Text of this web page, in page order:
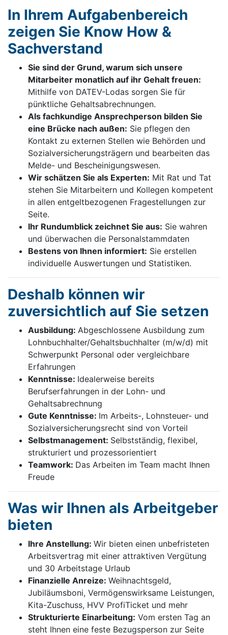
In Ihrem Aufgabenbereich
zeigen Sie Know How &
Sachverstand
Sie sind der Grund, warum sich unsere
Mitarbeiter monatlich auf ihr Gehalt freuen:
Mithilfe von DATEV-Lodas sorgen Sie für
pünktliche Gehaltsabrechnungen.
Als fachkundige Ansprechperson bilden Sie
eine Brücke nach außen: Sie pflegen den
Kontakt zu externen Stellen wie Behörden und
Sozialversicherungsträgern und bearbeiten das
Melde- und Bescheinigungswesen.
Wir schätzen Sie als Experten: Mit Rat und Tat
stehen Sie Mitarbeitern und Kollegen kompetent
in allen entgeltbezogenen Fragestellungen zur
Seite.
Ihr Rundumblick zeichnet Sie aus: Sie wahren
und überwachen die Personalstammdaten
Bestens von Ihnen informiert: Sie erstellen
individuelle Auswertungen und Statistiken.
Deshalb können wir
zuversichtlich auf Sie setzen
Ausbildung: Abgeschlossene Ausbildung zum
Lohnbuchhalter/Gehaltsbuchhalter (m/w/d) mit
Schwerpunkt Personal oder vergleichbare
Erfahrungen
Kenntnisse: Idealerweise bereits
Berufserfahrungen in der Lohn- und
Gehaltsabrechnung
Gute Kenntnisse: Im Arbeits-, Lohnsteuer- und
Sozialversicherungsrecht sind von Vorteil
Selbstmanagement: Selbstständig, flexibel,
strukturiert und prozessorientiert
Teamwork: Das Arbeiten im Team macht Ihnen
Freude
Was wir Ihnen als Arbeitgeber
bieten
Ihre Anstellung: Wir bieten einen unbefristeten
Arbeitsvertrag mit einer attraktiven Vergütung
und 30 Arbeitstage Urlaub
Finanzielle Anreize: Weihnachtsgeld,
Jubiläumsboni, Vermögenswirksame Leistungen,
Kita-Zuschuss, HVV ProfiTicket und mehr
Strukturierte Einarbeitung: Vom ersten Tag an
steht Ihnen eine feste Bezugsperson zur Seite